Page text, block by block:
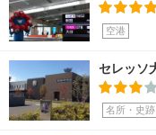
空港
セレッソ
名所・史跡